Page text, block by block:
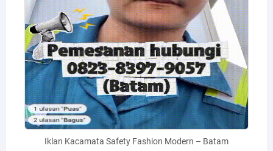
Iklan Kacamata Safety Fashion Modern – Batam